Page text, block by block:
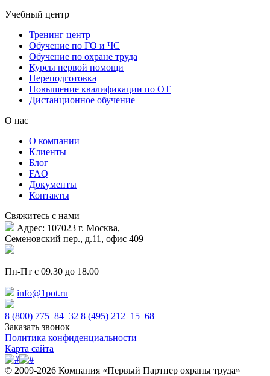
Учебный центр
Тренинг центр
Обучение по ГО и ЧС
Обучение по охране труда
Курсы первой помощи
Переподготовка
Повышение квалификации по ОТ
Дистанционное обучение
О нас
О компании
Клиенты
Блог
FAQ
Документы
Контакты
Свяжитесь с нами
Адрес: 107023 г. Москва,
Семеновский пер., д.11, офис 409
Пн-Пт с 09.30 до 18.00
info@1pot.ru
8 (800) 775–84–32 8 (495) 212–15–68
Заказать звонок
Политика конфиденциальности
Карта сайта
© 2009-2026 Компания «Первый Партнер охраны труда»